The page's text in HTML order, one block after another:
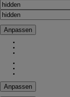
Anpassen
Anpassen